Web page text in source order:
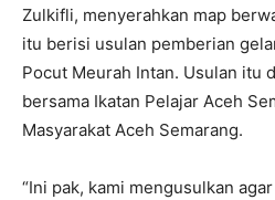
Zulkifli, menyerahkan map
itu berisi usulan pemberian
Pocut Meurah Intan. Usulan itu
bersama Ikatan Pelajar Aceh
Masyarakat Aceh Semarang.
“Ini pak, kami mengusulkan